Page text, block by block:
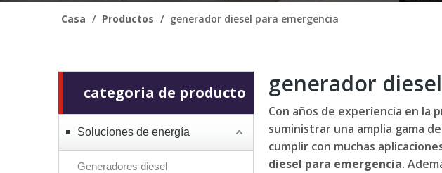
Casa / Productos / generador diesel para emergencia
categoria de producto
Soluciones de energía
Generadores diesel
generador
Con años de experiencia en la
suministrar una amplia gama de
cumplir con muchas
diesel para emergencia.